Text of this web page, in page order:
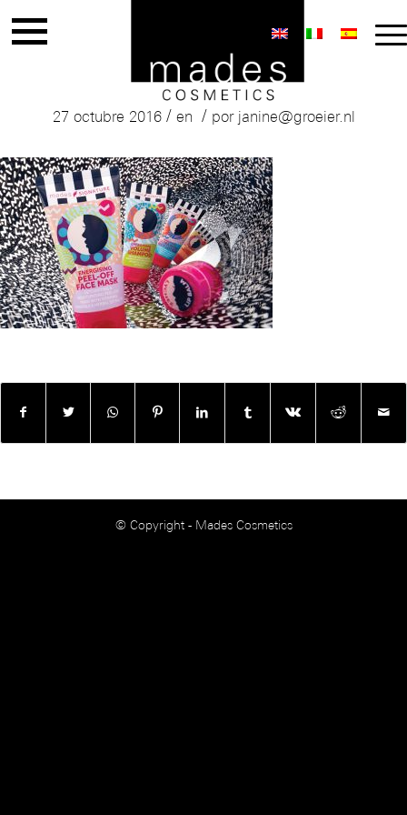
basisbanner-home-1920-mades3
27 octubre 2016 / en / por janine@groeier.nl
© Copyright - Mades Cosmetics